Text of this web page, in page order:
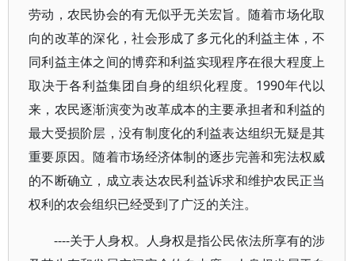
劳动，农民协会的有无似乎无关宏旨。随着市场化取
向的改革的深化，社会形成了多元化的利益主体，不
同利益主体之间的博弈和利益实现程序在很大程度上
取决于各利益集团自身的组织化程度。1990年代以
来，农民逐渐演变为改革成本的主要承担者和利益的
最大受损阶层，没有制度化的利益表达组织无疑是其
重要原因。随着市场经济体制的逐步完善和宪法权威
的不断确立，成立表达农民利益诉求和维护农民正当
权利的农会组织已经受到了广泛的关注。
----关于人身权。人身权是指公民依法所享有的涉